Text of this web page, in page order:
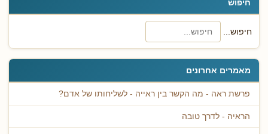
חיפוש
חיפוש...
מאמרים אחרונים
פרשת ראה - מה הקשר בין ראייה - לשליחותו של אדם?
הראיה - לדרך טובה